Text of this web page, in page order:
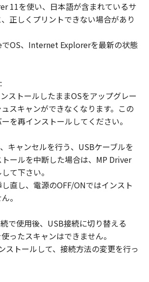
11を使い、日本語が含まれているサ
正しくプリントできない場合があり
OS、Internet Explorerを最新の状態
ストールしたままOSをアップグレー
スキャンができなくなります。この
を再インストールしてください。
キャンセルを行う、USBケーブルを
ールを中断した場合は、MP Driver
て下さい。
直し、電源のOFF/ONではインスト
。
で使用後、USB接続に切り替える
ったスキャンはできません。
ストールして、接続方法の変更を行っ